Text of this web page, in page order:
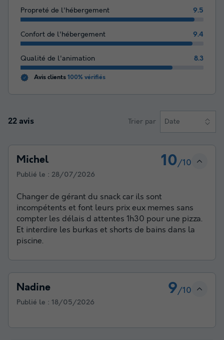
Propreté de l'hébergement 9.5
Confort de l'hébergement 9.4
Qualité de l'animation 8.3
Avis clients 100% vérifiés
22 avis Trier par Date
Michel 10/10
Publié le : 28/07/2026
Changer de gérant du snack car ils sont
incompétents et font leurs prix eux memes sans
compter les délais d attentes 1h30 pour une pizza.
Et interdire les burkas et shorts de bains dans la
piscine.
Nadine 9/10
Publié le : 18/05/2026